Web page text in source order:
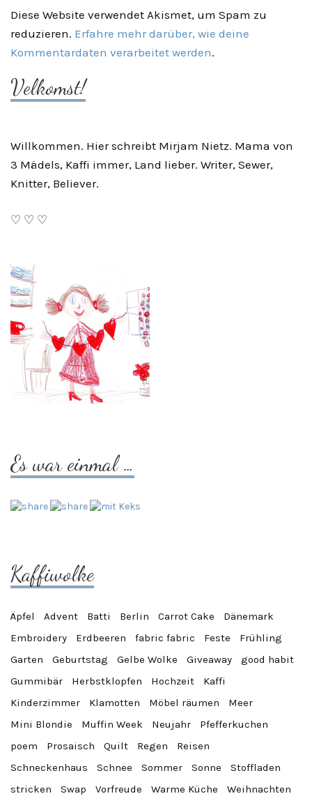
Diese Website verwendet Akismet, um Spam zu
reduzieren. Erfahre mehr darüber, wie deine
Kommentardaten verarbeitet werden.
Velkomst!
Willkommen. Hier schreibt Mirjam Nietz. Mama von
3 Mädels, Kaffi immer, Land lieber. Writer, Sewer,
Knitter, Believer.
♡ ♡ ♡
Es war einmal …
Kaffiwolke
Äpfel Advent Batti Berlin Carrot Cake
Dänemark
Embroidery
Erdbeeren fabric fabric Feste
Frühling
Garten
Geburtstag Gelbe Wolke Giveaway
good habit
Gummibär
Herbstklopfen Hochzeit
Kaffi
Kinderzimmer
Klamotten Möbel räumen
Meer
Mini Blondie
Muffin Week Neujahr
Pfefferkuchen
poem
Prosaisch Quilt Regen
Reisen
Schneckenhaus
Schnee Sommer Sonne
Stoffladen
stricken
Swap Vorfreude Warme Küche
Weihnachten